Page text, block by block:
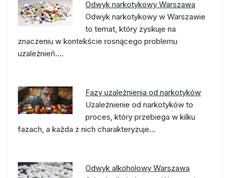
Odwyk narkotykowy Warszawa
Odwyk narkotykowy w Warszawie
to temat, który zyskuje na
znaczeniu w kontekście rosnącego problemu
uzależnień.…
Fazy uzależnienia od narkotyków
Uzależnienie od narkotyków to
proces, który przebiega w kilku
fazach, a każda z nich charakteryzuje…
Odwyk alkoholowy Warszawa